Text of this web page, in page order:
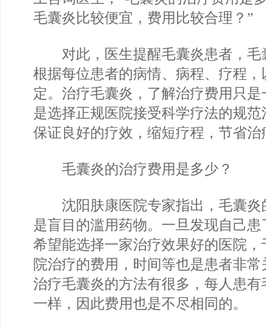
毛囊炎比较便宜，费用比较合理？”
对此，医生提醒毛囊炎患者，毛
根据每位患者的病情、病程、疗程
定。治疗毛囊炎，了解治疗费用只
是选择正规医院接受科学疗法的规
保证良好的疗效，缩短疗程，节省治
毛囊炎的治疗费用是多少？
沈阳肤康医院专家指出，毛囊炎
是盲目的滥用药物。一旦发现自己
希望能选择一家治疗效果好的医院
院治疗的费用，时间等也是患者非
治疗毛囊炎的方法有很多，每人患
一样，因此费用也是不尽相同的。